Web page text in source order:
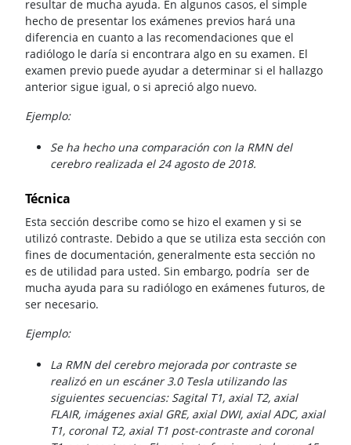
resultar de mucha ayuda. En algunos casos, el simple
hecho de presentar los exámenes previos hará una
diferencia en cuanto a las recomendaciones que el
radiólogo le daría si encontrara algo en su examen. El
examen previo puede ayudar a determinar si el hallazgo
anterior sigue igual, o si apreció algo nuevo.
Ejemplo:
Se ha hecho una comparación con la RMN del
cerebro realizada el 24 agosto de 2018.
Técnica
Esta sección describe como se hizo el examen y si se
utilizó contraste. Debido a que se utiliza esta sección con
fines de documentación, generalmente esta sección no
es de utilidad para usted. Sin embargo, podría ser de
mucha ayuda para su radiólogo en exámenes futuros, de
ser necesario.
Ejemplo:
La RMN del cerebro mejorada por contraste se
realizó en un escáner 3.0 Tesla utilizando las
siguientes secuencias: Sagital T1, axial T2, axial
FLAIR, imágenes axial GRE, axial DWI, axial ADC, axial
T1, coronal T2, axial T1 post-contraste and coronal